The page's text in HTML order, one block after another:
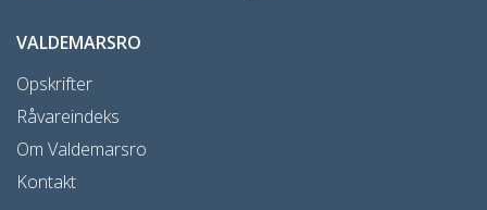
VALDEMARSRO
Opskrifter
Råvareindeks
Om Valdemarsro
Kontakt